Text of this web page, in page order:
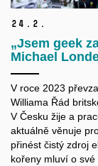
24. 2.
„Jsem geek
Michael
V roce 2023
Williama Řád
V Česku žije a
aktuálně věnuje
přinést čistý zdroj
kořeny mluví o